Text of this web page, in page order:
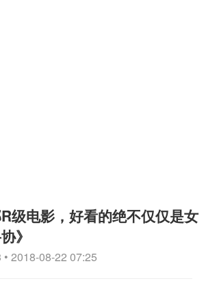
R级电影，好看的绝不仅仅是女
》
2018-08-22 07:25